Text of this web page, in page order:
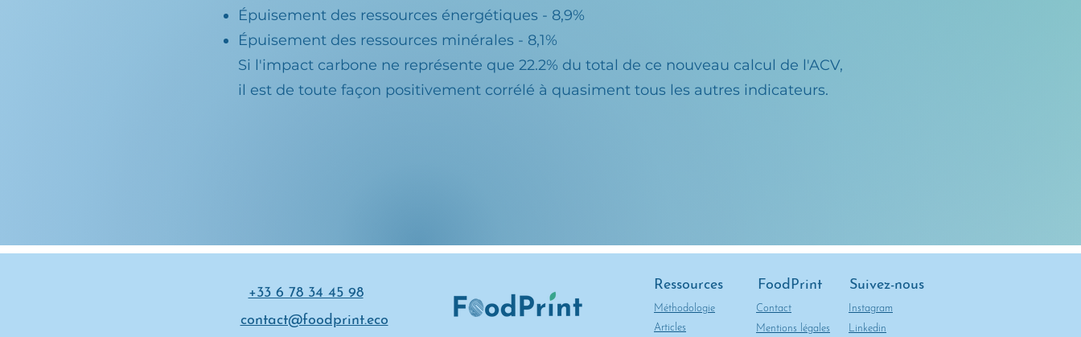
Épuisement des ressources énergétiques - 8,9%
Épuisement des ressources minérales - 8,1%
Si l'impact carbone ne représente que 22.2% du total de ce nouveau calcul de l'ACV,
il est de toute façon positivement corrélé à quasiment tous les autres indicateurs.
+33 6 78 34 45 98
contact@foodprint.eco
Ressources
Méthodologie
Articles
FoodPrint
Contact
Mentions légales
Suivez-nous
Instagram
Linkedin